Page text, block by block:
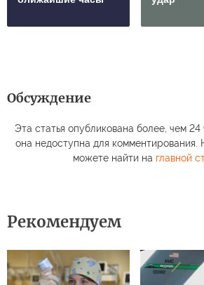
Обсуждение
Эта статья опубликована более, чем 24
она недоступна для
можете найти на главной
Рекомендуем